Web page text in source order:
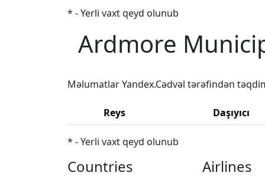
* - Yerli vaxt qeyd olunub
Ardmore
Məlumatlar Yandex.Cədvəl tərəfindən
Reys Daşıyıcı
* - Yerli vaxt qeyd olunub
Countries Airlines